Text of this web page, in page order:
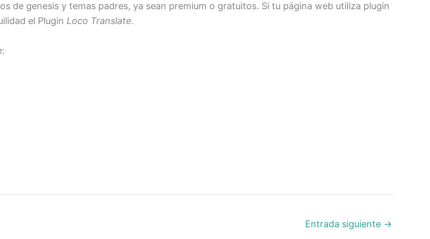
de genesis y temas padres, ya sean premium o gratuitos. Si tu página web utiliza plugin
el Plugin Loco Translate.
Entrada siguiente →